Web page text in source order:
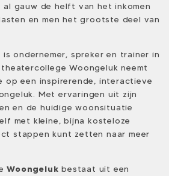
gauw de helft van het inkomen
en men het grootste deel van
is ondernemer, spreker en trainer in
Woongeluk neemt
op een inspirerende, interactieve
Met ervaringen uit zijn
en de huidige woonsituatie
met kleine, bijna kosteloze
stappen kunt zetten naar meer
Woongeluk bestaat uit een